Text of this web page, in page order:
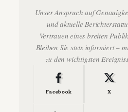
Unser Anspruch auf
und aktuelle
Vertrauen eines breiten
Bleiben Sie stets informiert –
zu den wichtigsten
Facebook X